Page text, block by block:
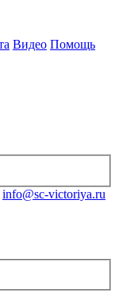
Видео Помощь
info@sc-victoriya.ru